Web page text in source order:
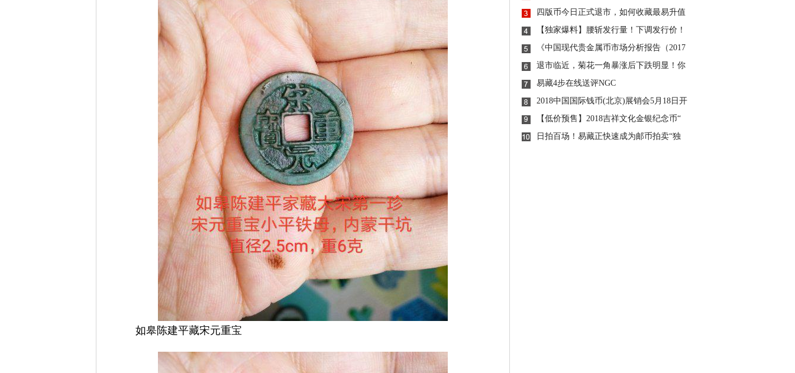
如皋陈建平藏宋元重宝
四版币今日正式退市，如何收藏最易升值
【独家爆料】腰斩发行量！下调发行价！
《中国现代贵金属币市场分析报告（2017
退市临近，菊花一角暴涨后下跌明显！你
易藏4步在线送评NGC
2018中国国际钱币(北京)展销会5月18日开
【低价预售】2018吉祥文化金银纪念币“
日拍百场！易藏正快速成为邮币拍卖“独